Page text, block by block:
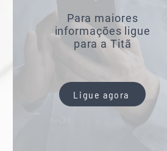
Para maiores
informações ligue
para a Titã
Ligue agora